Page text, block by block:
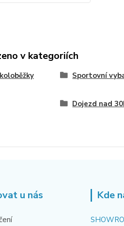
v kategoriích
Sportovní
Dojezd nad
u nás Kde